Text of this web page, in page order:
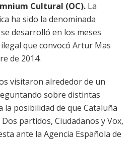
Cultural (OC). La
ha sido la denominada
desarrolló en los meses
que convocó Artur Mas
de 2014.
visitaron alrededor de un
sobre distintas
la posibilidad de que Cataluña
partidos, Ciudadanos y Vox,
ante la Agencia Española de